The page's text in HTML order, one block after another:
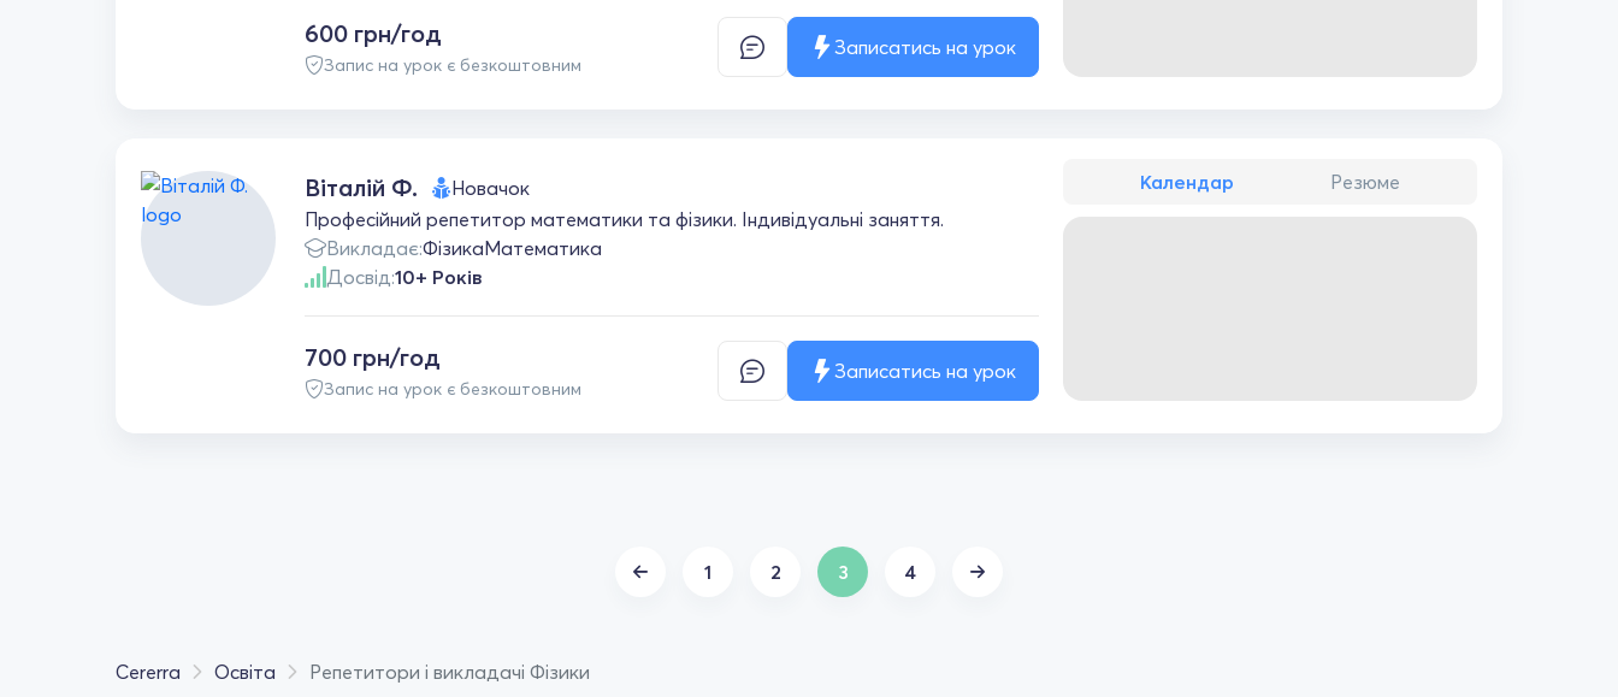
600 грн/год
Запис на урок є безкоштовним
Записатись на урок
Віталій Ф.
Новачок
Професійний репетитор математики та фізики. Індивідуальні заняття.
Викладає:ФізикаМатематика
Досвід:10+ Років
700 грн/год
Запис на урок є безкоштовним
Записатись на урок
Календар Резюме
1 2 3 4
Cererra Освіта Репетитори і викладачі Фізики